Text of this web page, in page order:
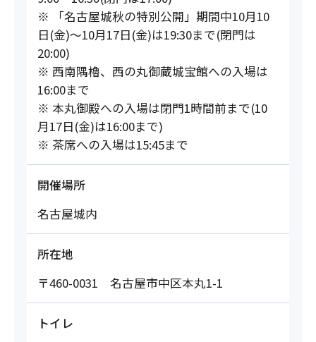
※ 「名古屋城秋の特別公開」期間中10月10
日(金)～10月17日(金)は19:30まで(閉門は
20:00)
※ 西南隅櫓、西の丸御蔵城宝館への入場は
16:00まで
※ 本丸御殿への入場は閉門1時間前まで(10
月17日(金)は16:00まで)
※ 茶席への入場は15:45まで
開催場所
名古屋城内
所在地
〒460-0031 名古屋市中区本丸1-1
トイレ